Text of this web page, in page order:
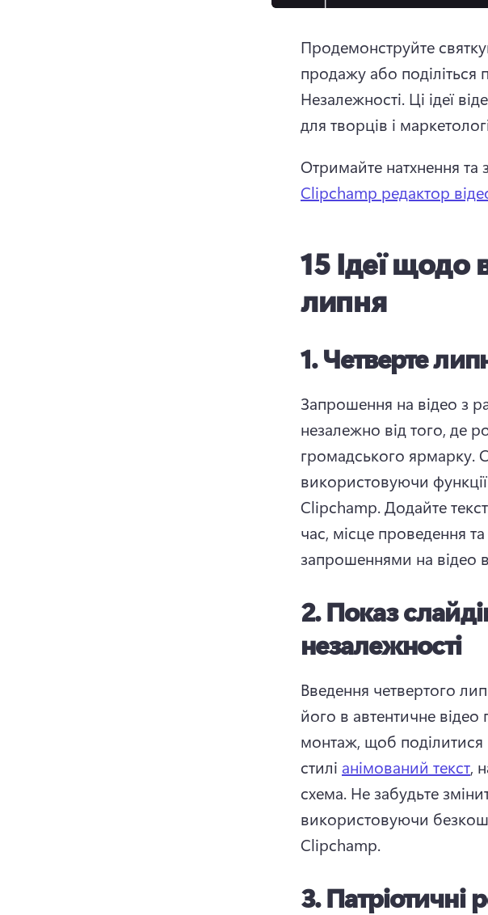
Продемонструйте
продажу або поділіться
Незалежності. Ці ідеї
для творців і
Отримайте натхнення та
Clipchamp редактор
15 Ідеї щодо
липня
1.Четверте
Запрошення на відео з
незалежно від того, де
громадського ярмарку.
використовуючи
Clipchamp. Додайте
час, місце проведення
запрошеннями на відео
2.Показ
незалежності
Введення четвертого
його в автентичне відео
монтаж, щоб поділитися
стилі анімований текст,
схема. Не забудьте
використовуючи
Clipchamp.
3.Патріотичні